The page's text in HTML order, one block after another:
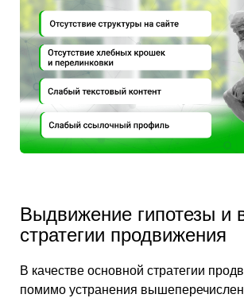
Выдвижение гипотезы и
стратегии продвижения
В качестве основной стратегии
помимо устранения